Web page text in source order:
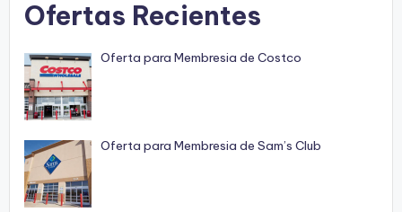
Ofertas Recientes
Oferta para Membresia de Costco
Oferta para Membresia de Sam’s Club